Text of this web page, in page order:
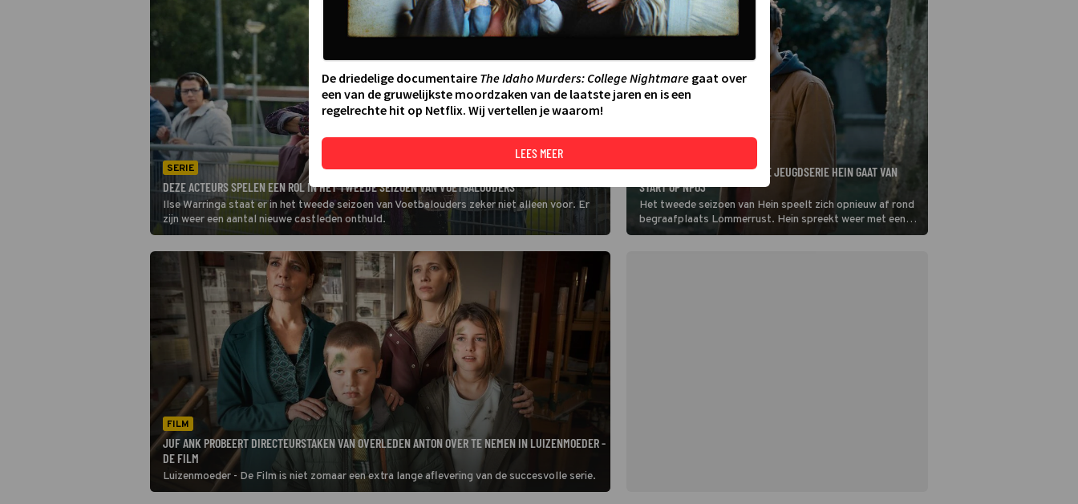
SERIE
DEZE ACTEURS SPELEN EEN ROL IN HET TWEEDE SEIZOEN VAN VOETBALOUDERS
Ilse Warringa staat er in het tweede seizoen van Voetbalouders zeker niet alleen voor. Er
zijn weer een aantal nieuwe castleden onthuld.
HET TWEEDE SEIZOEN VAN DE JEUGDSERIE HEIN GAAT VAN
START OP NPO3
Het tweede seizoen van Hein speelt zich opnieuw af rond
begraafplaats Lommerrust. Hein spreekt weer met een
hele reeks geesten. Tal van bekende acteurs spelen mee,
FILM
JUF ANK PROBEERT DIRECTEURSTAKEN VAN OVERLEDEN ANTON OVER TE NEMEN IN LUIZENMOEDER -
DE FILM
Luizenmoeder - De Film is niet zomaar een extra lange aflevering van de succesvolle serie.
De driedelige documentaire The Idaho Murders: College Nightmaregaat over
een van de gruwelijkste moordzaken van de laatste jaren en is een
regelrechte hit op Netflix. Wij vertellen je waarom!
LEES MEER